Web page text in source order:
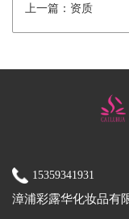
上一篇：资质
15359341931
漳浦彩露华化妆品有